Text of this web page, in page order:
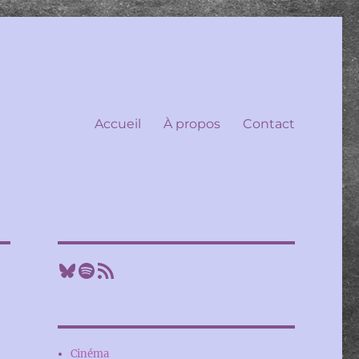
Accueil À propos Contact
Bluesky
Spotify
Flux RSS
Cinéma